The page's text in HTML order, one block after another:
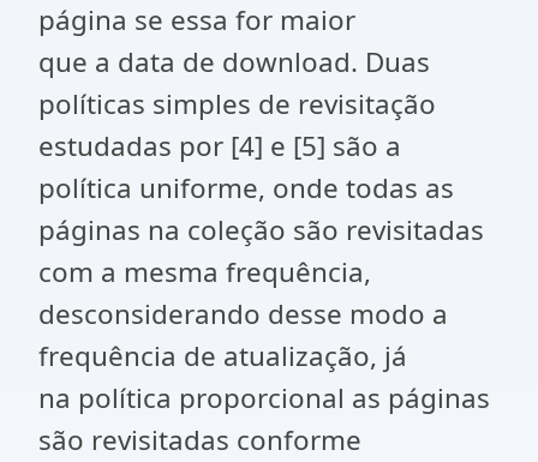
página se essa for maior
que a data de download. Duas
políticas simples de revisitação
estudadas por [4] e [5] são a
política uniforme, onde todas as
páginas na coleção são revisitadas
com a mesma frequência,
desconsiderando desse modo a
frequência de atualização, já
na política proporcional as páginas
são revisitadas conforme